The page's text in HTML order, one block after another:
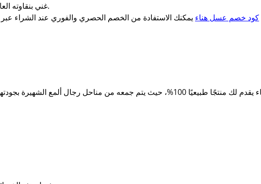
غني بنقاوته العالية وفوائده الصحية العديدة التي تناسب جميع أفراد العائلة.
كود خصم عسل هناء يمكنك الاستفادة من الخصم الحصري والفوري عند الشراء
متجر عسل هناء يقدم لك منتجًا طبيعيًا 100%، حيث يتم جمعه من مناحل رجال